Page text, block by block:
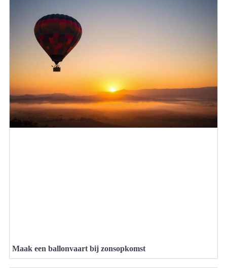
Maak een ballonvaart bij zonsopkomst